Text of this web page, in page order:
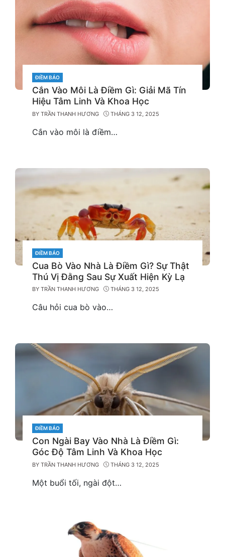
CATEGORIES
ĐIỀM BÁO
Cắn Vào Môi Là Điềm Gì: Giải Mã Tín
Hiệu Tâm Linh Và Khoa Học
BYTRẦN THANH HƯƠNG THÁNG 3 12, 2025
Cắn vào môi là điềm…
CATEGORIES
ĐIỀM BÁO
Cua Bò Vào Nhà Là Điềm Gì? Sự Thật
Thú Vị Đằng Sau Sự Xuất Hiện Kỳ Lạ
BYTRẦN THANH HƯƠNG THÁNG 3 12, 2025
Câu hỏi cua bò vào…
CATEGORIES
ĐIỀM BÁO
Con Ngài Bay Vào Nhà Là Điềm Gì:
Góc Độ Tâm Linh Và Khoa Học
BYTRẦN THANH HƯƠNG THÁNG 3 12, 2025
Một buổi tối, ngài đột…